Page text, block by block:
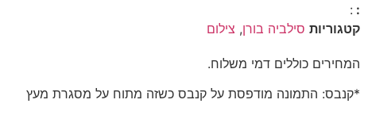
:
:
קטגוריות סילביה בורן, צילום
המחירים כוללים דמי משלוח.
*קנבס: התמונה מודפסת על קנבס כשזה מתוח על מסגרת מעץ